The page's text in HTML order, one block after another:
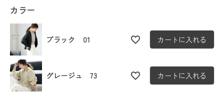
カラー
ブラック 01 カートに入れる
グレージュ 73 カートに入れる